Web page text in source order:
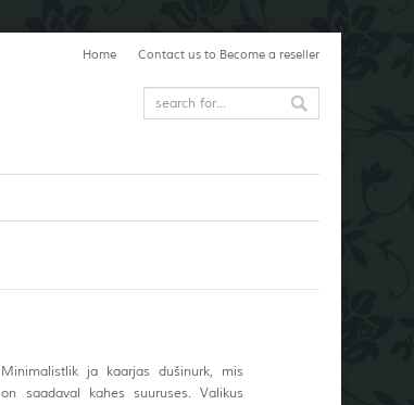
Home Contact us to Become a reseller
Minimalistlik ja kaarjas dušinurk, mis
on saadaval kahes suuruses. Valikus